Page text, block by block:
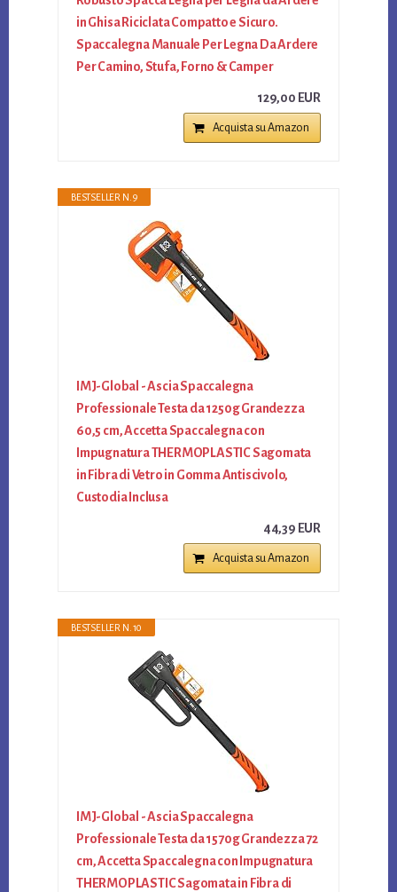
in Ghisa Riciclata Compatto e Sicuro.
Spaccalegna Manuale Per Legna Da Ardere
Per Camino, Stufa, Forno & Camper
129,00 EUR
Acquista su Amazon
BESTSELLER N. 9
IMJ-Global - Ascia Spaccalegna
Professionale Testa da 1250g Grandezza
60,5 cm, Accetta Spaccalegna con
Impugnatura THERMOPLASTIC Sagomata
in Fibra di Vetro in Gomma Antiscivolo,
Custodia Inclusa
44,39 EUR
Acquista su Amazon
BESTSELLER N. 10
IMJ-Global - Ascia Spaccalegna
Professionale Testa da 1570g Grandezza 72
cm, Accetta Spaccalegna con Impugnatura
THERMOPLASTIC Sagomata in Fibra di